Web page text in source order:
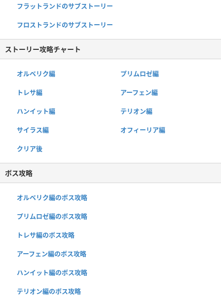
フラットランドのサブストーリー
フロストランドのサブストーリー
ストーリー攻略チャート
オルベリク編 プリムロゼ編
トレサ編 アーフェン編
ハンイット編 テリオン編
サイラス編 オフィーリア編
クリア後
ボス攻略
オルベリク編のボス攻略
プリムロゼ編のボス攻略
トレサ編のボス攻略
アーフェン編のボス攻略
ハンイット編のボス攻略
テリオン編のボス攻略